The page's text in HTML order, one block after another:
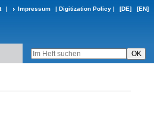
| Impressum | Digitization Policy | [DE] [EN]